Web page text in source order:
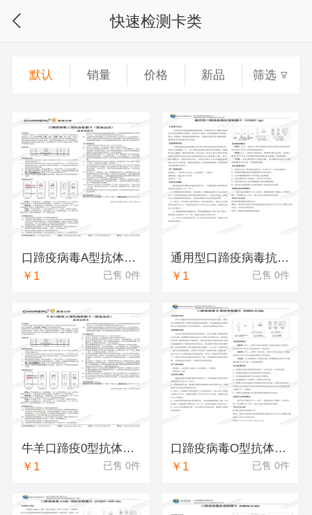
快速检测卡类
默认 销量 价格 新品 筛选
口蹄疫病毒A型抗体检测卡（真瑞）
￥1
已售 0件
通用型口蹄疫病毒抗原检测卡(FMDV Ag)（恒奥）
￥1
已售 0件
牛羊口蹄疫0型抗体检测卡（真瑞）
￥1
已售 0件
口蹄疫病毒O型抗体检测卡(FMDV-O Ab)（恒奥）
￥1
已售 0件